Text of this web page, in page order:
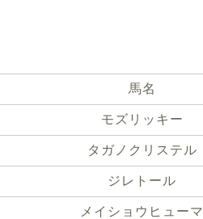
馬名
モズリッキー
タガノクリステル
ジレトール
メイショウヒューマ